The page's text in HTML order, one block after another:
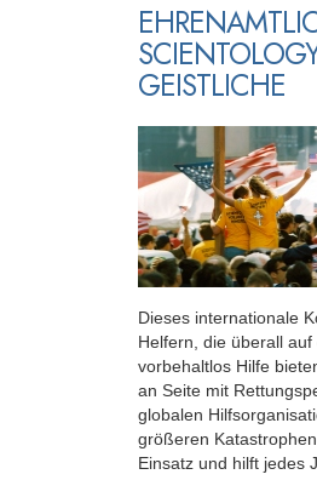
GEISTLICHE
Dieses internationale
Helfern, die überall auf
vorbehaltlos Hilfe
an Seite mit
globalen
größeren
Einsatz und hilft jedes